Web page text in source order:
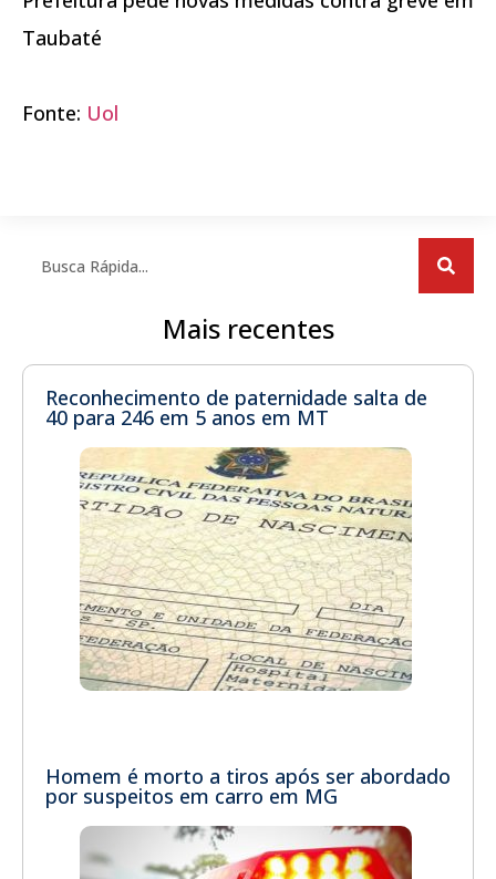
Taubaté
Fonte: Uol
Mais recentes
Reconhecimento de paternidade salta de
40 para 246 em 5 anos em MT
Homem é morto a tiros após ser abordado
por suspeitos em carro em MG